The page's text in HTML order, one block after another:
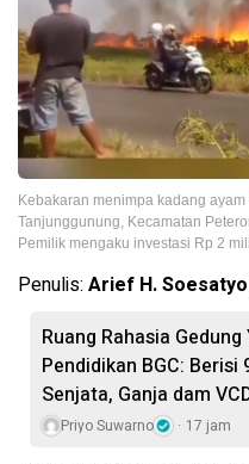
Kebakaran menimpa kadang
Tanjunggunung, Kecamatan
Pemilik mengaku investasi Rp 2
Penulis: Arief H.
Ruang Rahasia Gedung
Pendidikan BGC: Berisi
Senjata, Ganja dam
Priyo Suwarno 17 jam